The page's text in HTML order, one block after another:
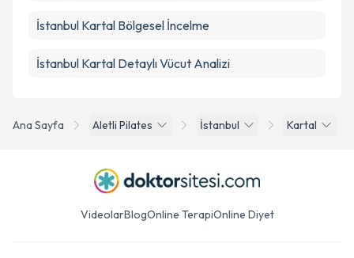
Ana Sayfa Aletli Pilates İstanbul Kartal
İstanbul Kartal Bölgesel İncelme
İstanbul Kartal Detaylı Vücut Analizi
VideolarBlogOnline TerapiOnline Diyet